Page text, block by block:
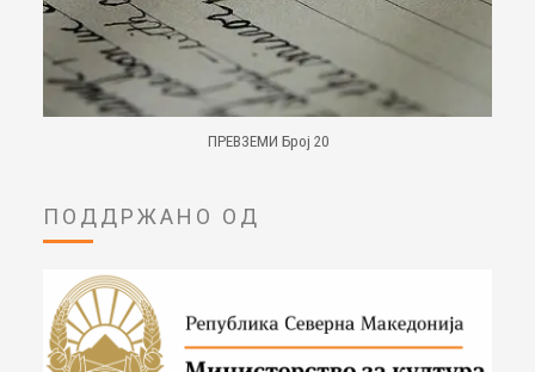
ПРЕВЗЕМИ Број 20
ПОДДРЖАНО ОД